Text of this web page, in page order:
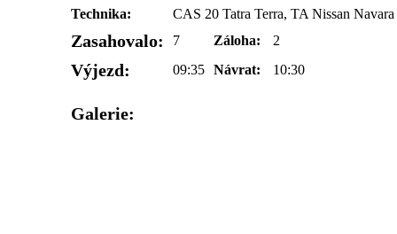
Technika: CAS 20 Tatra Terra, TA Nissan Navara
Zasahovalo: 7 Záloha: 2
Výjezd: 09:35 Návrat: 10:30
Galerie: